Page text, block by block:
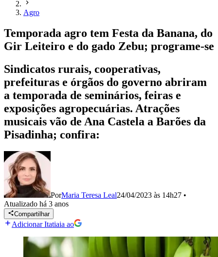
Agro
Temporada agro tem Festa da Banana, do
Gir Leiteiro e do gado Zebu; programe-se
Sindicatos rurais, cooperativas,
prefeituras e órgãos do governo abriram
a temporada de seminários, feiras e
exposições agropecuárias. Atrações
musicais vão de Ana Castela a Barões da
Pisadinha; confira:
PorMaria Teresa Leal24/04/2023 às 14h27 •
Atualizado há 3 anos
Compartilhar
Adicionar Itatiaia ao